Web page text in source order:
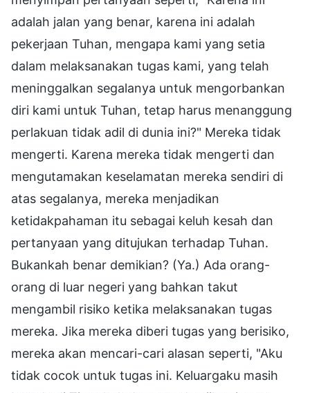
adalah jalan yang benar, karena ini adalah
pekerjaan Tuhan, mengapa kami yang setia
dalam melaksanakan tugas kami, yang telah
meninggalkan segalanya untuk mengorbankan
diri kami untuk Tuhan, tetap harus menanggung
perlakuan tidak adil di dunia ini?" Mereka tidak
mengerti. Karena mereka tidak mengerti dan
mengutamakan keselamatan mereka sendiri di
atas segalanya, mereka menjadikan
ketidakpahaman itu sebagai keluh kesah dan
pertanyaan yang ditujukan terhadap Tuhan.
Bukankah benar demikian? (Ya.) Ada orang-
orang di luar negeri yang bahkan takut
mengambil risiko ketika melaksanakan tugas
mereka. Jika mereka diberi tugas yang berisiko,
mereka akan mencari-cari alasan seperti, "Aku
tidak cocok untuk tugas ini. Keluargaku masih